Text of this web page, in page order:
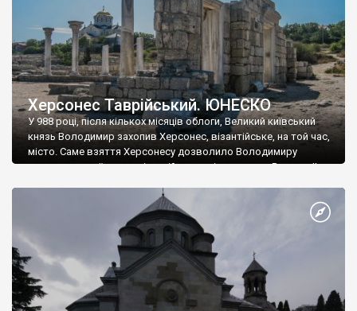
Херсонес Таврійський. ЮНЕСКО
У 988 році, після кількох місяців облоги, Великий київський
князь Володимир захопив Херсонес, візантійське, на той час,
місто. Саме взяття Херсонесу дозволило Володимиру
диктувати свої умови візантійському імператору Василю ІІ, та
Херсонесі Володимир-язичник, став Василем-християнином.
А потім було Хрещення Русі. На честь Херсонесу Таврійського